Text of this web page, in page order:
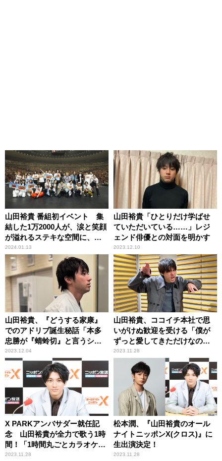
山田裕貴 番組初イベント 集
結した1万2000人が、涙と笑顔
が溢れるステキな空間に、歓
喜！ ＜イベントレポート＞
「山田裕貴のオールナイトニ
ッポンＸ 横浜アリーナ王に
おれはなる！」
2024.01.13
山田裕貴「ひとりだけ学ばせ
ていただいている……」レジ
ェンド俳優との対面を明かす
2023.12.10
山田裕貴、『どうする家康』
でのアドリブ誕生秘話「本多
忠勝が『蜻蛉切』と言うシー
ンを……」
2023.12.04
山田裕貴、ココイチ本社で思
いがけぬ歓迎を受ける「僕が
ずっと愛してきただけなの
に」
2023.11.28
X PARKアンバサダー就任記
念 山田裕貴が全力で歌う1時
間！「1時間丸ごとカラオケで
2023年を締めくくります！」
2023.11.28
松本潤、『山田裕貴のオール
ナイトニッポンX(クロス)』に
生出演決定！
2023.11.28